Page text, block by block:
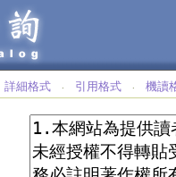
詳細格式 ‧ 引用格式 ‧ 機讀